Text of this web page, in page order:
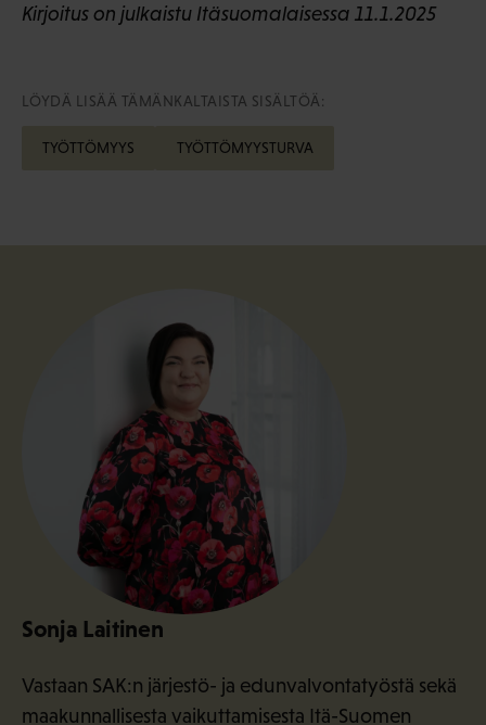
Kirjoitus on julkaistu Itäsuomalaisessa 11.1.2025
LÖYDÄ LISÄÄ TÄMÄNKALTAISTA SISÄLTÖÄ:
TYÖTTÖMYYS TYÖTTÖMYYSTURVA
Sonja Laitinen
Vastaan SAK:n järjestö- ja edunvalvontatyöstä sekä
maakunnallisesta vaikuttamisesta Itä-Suomen